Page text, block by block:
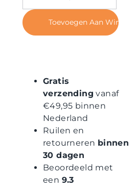
Toevoegen Aan
Gratis
verzending vanaf
€49,95 binnen
Nederland
Ruilen en
retourneren binnen
30 dagen
Beoordeeld met
een 9.3